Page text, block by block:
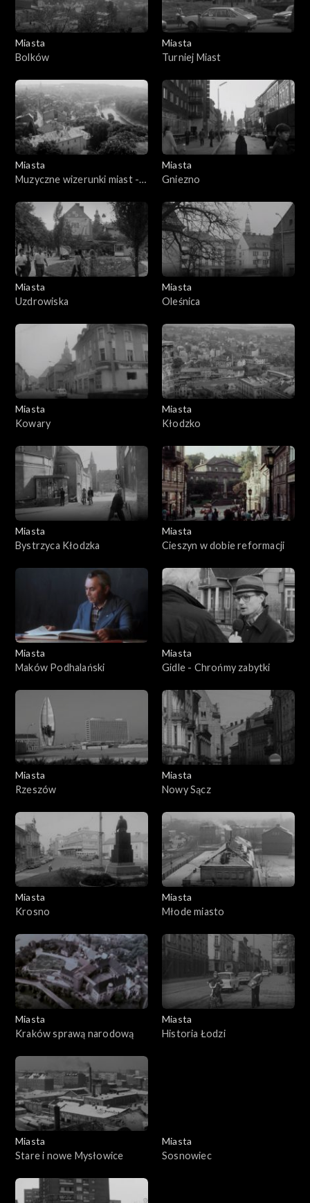
Miasta
Bolków
Miasta
Turniej Miast
Miasta
Muzyczne wizerunki miast -
Miasta
Gniezno
Miasta
Uzdrowiska
Miasta
Oleśnica
Miasta
Kowary
Miasta
Kłodzko
Miasta
Bystrzyca Kłodzka
Miasta
Cieszyn w dobie reformacji
Miasta
Maków Podhalański
Miasta
Gidle - Chrońmy zabytki
Miasta
Rzeszów
Miasta
Nowy Sącz
Miasta
Krosno
Miasta
Młode miasto
Miasta
Kraków sprawą narodową
Miasta
Historia Łodzi
Miasta
Stare i nowe Mysłowice
Miasta
Sosnowiec